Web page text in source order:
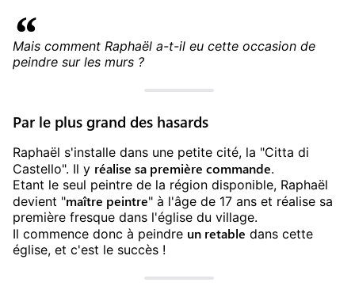
Mais comment Raphaël a-t-il eu cette occasion de
peindre sur les murs ?
Par le plus grand des hasards
Raphaël s'installe dans une petite cité, la "Citta di
Castello". Il y réalise sa première commande.
Etant le seul peintre de la région disponible, Raphaël
devient "maître peintre" à l'âge de 17 ans et réalise sa
première fresque dans l'église du village.
Il commence donc à peindre un retable dans cette
église, et c'est le succès !